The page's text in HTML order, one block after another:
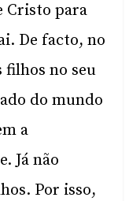
Cristo para
De facto, no
filhos no seu
do mundo
a
Já não
Por isso,